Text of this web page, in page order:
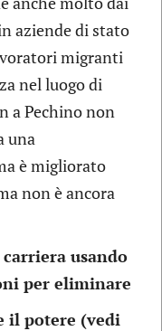
aziende di stato
migranti
nel luogo di
a Pechino non
una
è migliorato
non è ancora
usando
per eliminare
il potere (vedi